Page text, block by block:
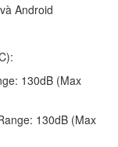
Android
130dB (Max
130dB (Max